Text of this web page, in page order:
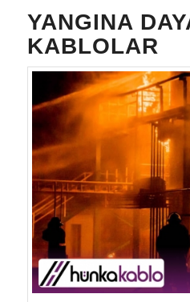
YANGINA
KABLOLAR